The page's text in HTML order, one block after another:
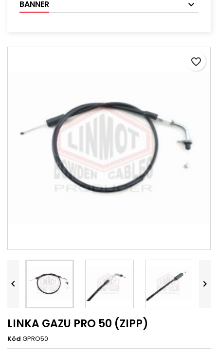
BANNER
favorite_border
 
 
LINKA GAZU PRO 50 (ZIPP)
Kód GPRO50